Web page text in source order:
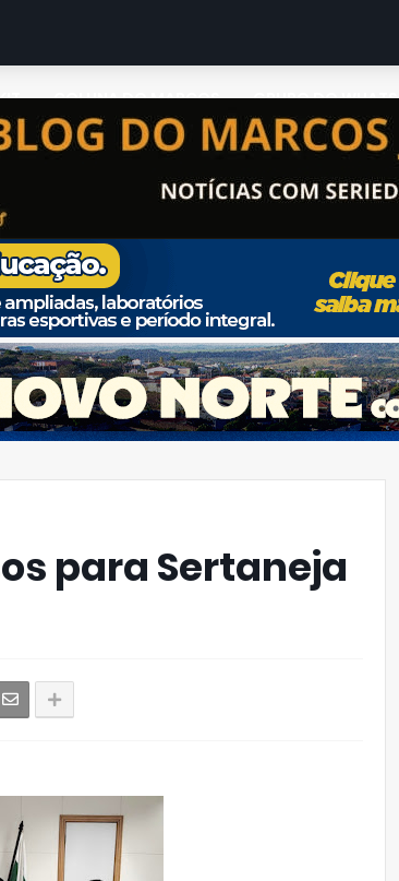
COLUNA DO MARCOS GRUPO DO WHATS
para Sertaneja